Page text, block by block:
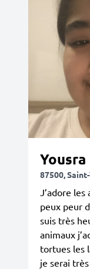
Yousra
87500,
J’adore les
peux peur
suis très
animaux
tortues les
je serai